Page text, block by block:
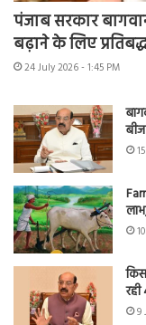
पंजाब सरकार
बढ़ाने के लिए
24 July 2026 - 1:45 PM
9